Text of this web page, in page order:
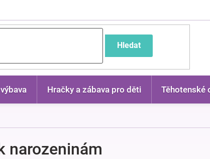
Hledat
Hračky a zábava pro děti Těhotenské
narozeninám